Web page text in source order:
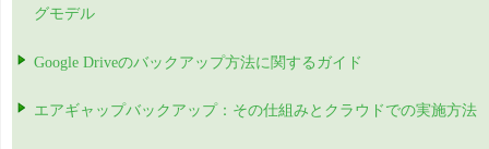
グモデル
Google Driveのバックアップ方法に関するガイド
エアギャップバックアップ：その仕組みとクラウドでの実施方法